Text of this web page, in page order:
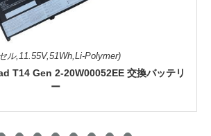
ル,11.55V,51Wh,Li-Polymer)
T14 Gen 2-20W00052EE 交換バッテリ
ー